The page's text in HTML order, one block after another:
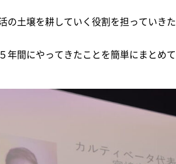
の土壌を耕していく役割を担っていき
年間にやってきたことを簡単にまとめ